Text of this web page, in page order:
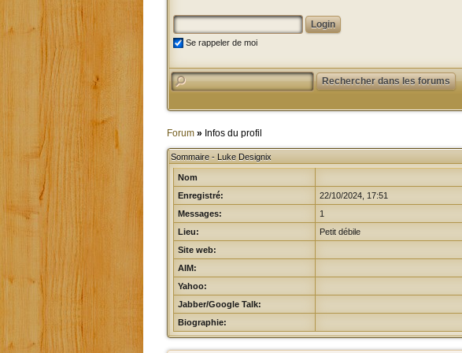
Se rappeler de moi
Forum » Infos du profil
Sommaire - Luke Designix
Nom
Enregistré:
22/10/2024, 17:51
Messages:
1
Lieu:
Petit débile
Site web:
AIM:
Yahoo:
Jabber/Google Talk:
Biographie: